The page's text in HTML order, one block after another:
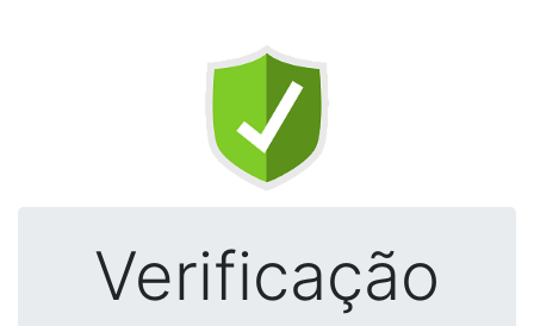
Verificação